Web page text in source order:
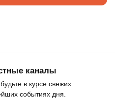
каналы
в курсе свежих
событиях дня.